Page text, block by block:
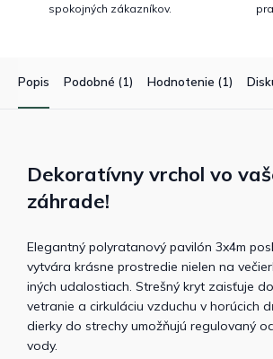
spokojných zákazníkov.
Popis Podobné (1) Hodnotenie (1)
Dekoratívny vrchol vo
záhrade!
Elegantný polyratanový pavilón 3x4m
vytvára krásne prostredie nielen na
iných udalostiach. Strešný kryt zaisťuje
vetranie a cirkuláciu vzduchu v horúcich
dierky do strechy umožňujú regulovaný
vody.